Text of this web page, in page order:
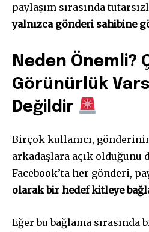
paylaşım sırasında
yalnızca gönderi sahibine
Neden Önemli?
Görünürlük
Değildir
Birçok kullanıcı,
arkadaşlara açık olduğunu
Facebook’ta her gönderi,
olarak bir hedef kitleye
Eğer bu bağlama sırasında